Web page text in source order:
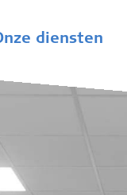
diensten